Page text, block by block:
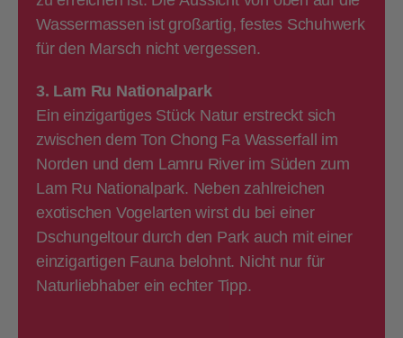
Wassermassen ist großartig, festes Schuhwerk
für den Marsch nicht vergessen.
3. Lam Ru Nationalpark
Ein einzigartiges Stück Natur erstreckt sich
zwischen dem Ton Chong Fa Wasserfall im
Norden und dem Lamru River im Süden zum
Lam Ru Nationalpark. Neben zahlreichen
exotischen Vogelarten wirst du bei einer
Dschungeltour durch den Park auch mit einer
einzigartigen Fauna belohnt. Nicht nur für
Naturliebhaber ein echter Tipp.